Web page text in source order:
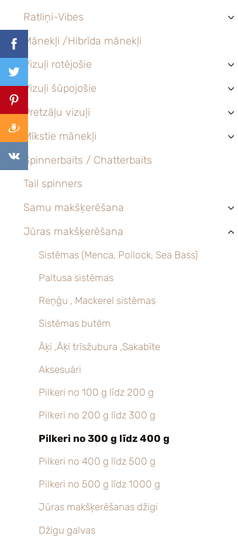
Ratliņi-Vibes ›
Mānekļi /Hibrīda mānekļi
Vizuļi rotējošie
›
Vizuļi šūpojošie ›
Pretzāļu vizuļi ›
Mīkstie mānekļi ›
Spinnerbaits / Chatterbaits
Tail spinners
Samu makšķerēšana
›
Jūras makšķerēšana
Sistēmas (Menca, Pollock, Sea Bass)
Paltusa sistēmas
Reņģu , Mackerel sistēmas
Sistēmas butēm
Āķi ,Āķi trīsžubura ,Sakabīte
Aksesuāri
Pilkeri no 100 g līdz 200 g
Pilkeri no 200 g līdz 300 g
Pilkeri no 300 g līdz 400 g
Pilkeri no 400 g līdz 500 g
Pilkeri no 500 g līdz 1000 g
Jūras makšķerēšanas džigi
Džigu galvas
›